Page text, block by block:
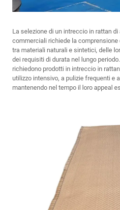
La selezione di un intreccio in rattan
commerciali richiede la
tra materiali naturali e sintetici, delle
dei requisiti di durata nel lungo
richiedono prodotti in intreccio in
utilizzo intensivo, a pulizie frequenti e
mantenendo nel tempo il loro appeal